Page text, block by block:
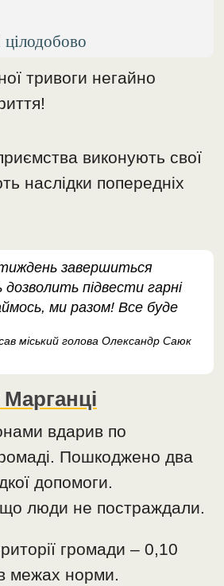
тривоги негайно
виконують свої
наслідки попередніх
завершиться
дозволить підвести гарні
ми разом! Все буде
міський голова Олександр Саюк
вдарив по
Пошкоджено два
допомоги.
люди не постраждали.
громади – 0,10
межах норми.